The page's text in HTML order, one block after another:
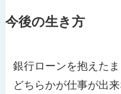
今後の生き方
銀行ローンを抱えた
どちらかが仕事が出